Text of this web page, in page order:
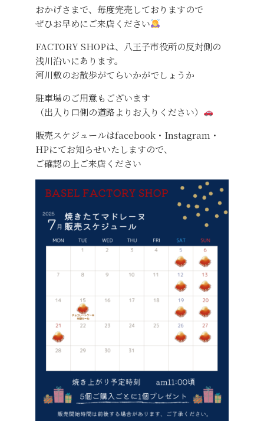
おかげさまで、毎度完売しておりますので
ぜひお早めにご来店ください
FACTORY SHOPは、八王子市役所の反対側の
浅川沿いにあります。
河川敷のお散歩がてらいかがでしょうか
駐車場のご用意もございます
（出入り口側の道路よりお入りください）
販売スケジュールはfacebook・Instagram・
HPにてお知らせいたしますので、
ご確認の上ご来店ください